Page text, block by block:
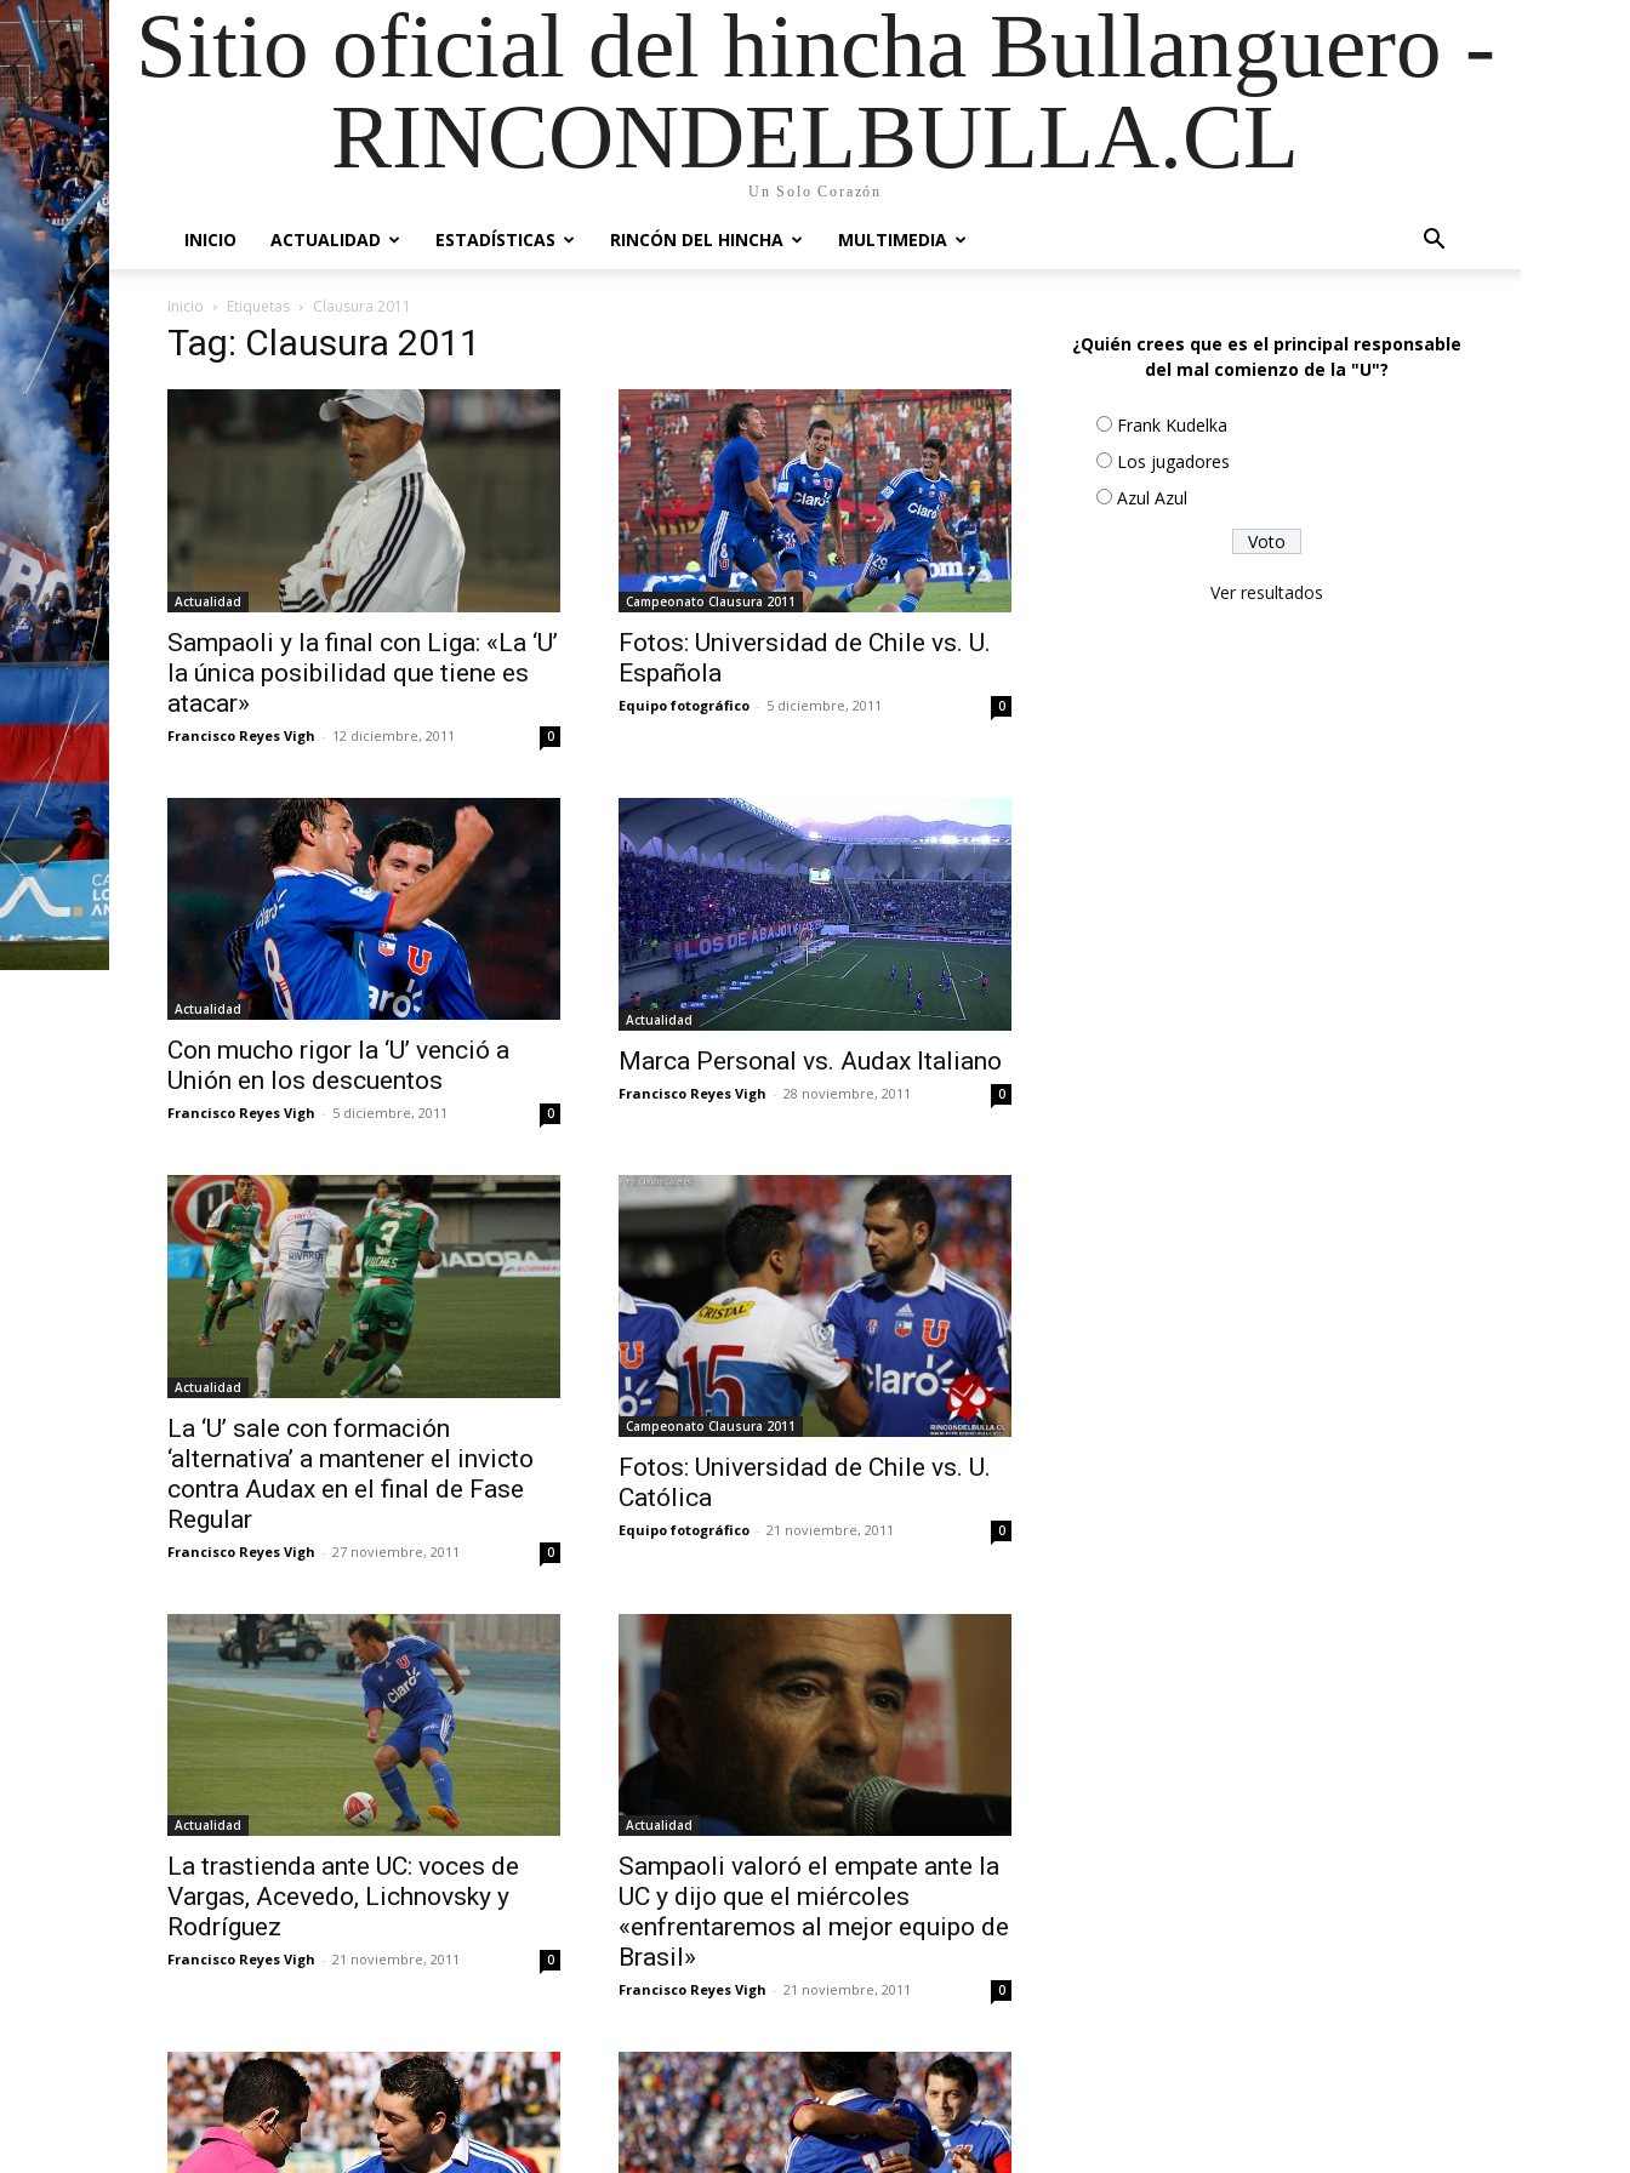
Sitio oficial del hincha Bullanguero -
RINCONDELBULLA.CL
Un Solo Corazón
INICIO ACTUALIDAD ESTADÍSTICAS RINCÓN DEL HINCHA MULTIMEDIA
Inicio Etiquetas Clausura 2011
Tag: Clausura 2011
Actualidad
Sampaoli y la final con Liga: «La ‘U’
la única posibilidad que tiene es
atacar»
Francisco Reyes Vigh - 12 diciembre, 2011 0
Campeonato Clausura 2011
Fotos: Universidad de Chile vs. U.
Española
Equipo fotográfico - 5 diciembre, 2011 0
Actualidad
Con mucho rigor la ‘U’ venció a
Unión en los descuentos
Francisco Reyes Vigh - 5 diciembre, 2011 0
Actualidad
Marca Personal vs. Audax Italiano
Francisco Reyes Vigh - 28 noviembre, 2011 0
Actualidad
La ‘U’ sale con formación
‘alternativa’ a mantener el invicto
contra Audax en el final de Fase
Regular
Francisco Reyes Vigh - 27 noviembre, 2011 0
Campeonato Clausura 2011
Fotos: Universidad de Chile vs. U.
Católica
Equipo fotográfico - 21 noviembre, 2011 0
Actualidad
La trastienda ante UC: voces de
Vargas, Acevedo, Lichnovsky y
Rodríguez
Francisco Reyes Vigh - 21 noviembre, 2011 0
Actualidad
Sampaoli valoró el empate ante la
UC y dijo que el miércoles
«enfrentaremos al mejor equipo de
Brasil»
Francisco Reyes Vigh - 21 noviembre, 2011 0
¿Quién crees que es el principal responsable
del mal comienzo de la "U"?
Frank Kudelka
Los jugadores
Azul Azul
Ver resultados